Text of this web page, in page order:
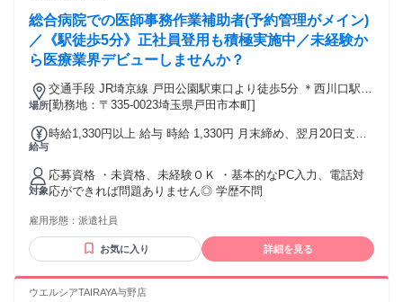
総合病院での医師事務作業補助者(予約管理がメイン)
／《駅徒歩5分》正社員登用も積極実施中／未経験か
ら医療業界デビューしませんか？
場所
交通手段 JR埼京線 戸田公園駅東口より徒歩5分 ＊西川口駅、
蕨駅からバスでの通勤も可能
[勤務地：〒335-0023埼玉県戸田市本町]
給与
時給1,330円以上 給与 時給 1,330円 月末締め、翌月20日支払
対象
応募資格 ・未資格、未経験ＯＫ ・基本的なPC入力、電話対
応ができれば問題ありません◎ 学歴不問
雇用形態： 派遣社員
お気に入り 詳細を見る
ウエルシアTAIRAYA与野店